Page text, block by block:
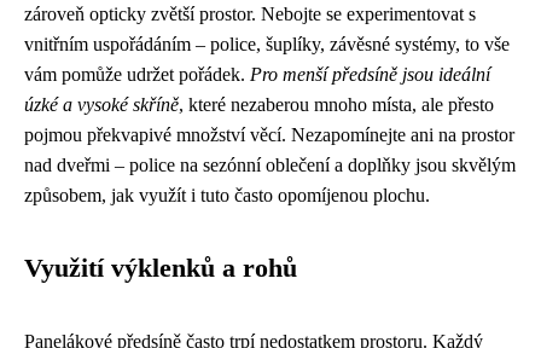
zároveň opticky zvětší prostor. Nebojte se experimentovat s
vnitřním uspořádáním – police, šuplíky, závěsné systémy, to vše
vám pomůže udržet pořádek. Pro menší předsíně jsou ideální
úzké a vysoké skříně, které nezaberou mnoho místa, ale přesto
pojmou překvapivé množství věcí. Nezapomínejte ani na prostor
nad dveřmi – police na sezónní oblečení a doplňky jsou skvělým
způsobem, jak využít i tuto často opomíjenou plochu.
Využití výklenků a rohů
Panelákové předsíně často trpí nedostatkem prostoru. Každý